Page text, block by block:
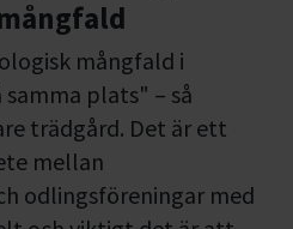
mångfald i
plats" – så
trädgård. Det är ett
mellan
odlingsföreningar med